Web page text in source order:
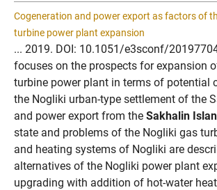
Cogeneration and power export as factors of
turbine power plant expansion
... 2019. DOI: 10.1051/e3sconf/
focuses on the prospects for expansion
turbine power plant in terms of potential
the Nogliki urban-type settlement of the
and power export from the Sakhalin
state and problems of the Nogliki gas
and heating systems of Nogliki are
alternatives of the Nogliki power plant
upgrading with addition of hot-water